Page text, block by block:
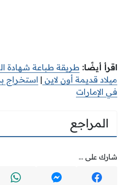
اقرأ أيضًا: طريقة طباعة شهادة
ميلاد قديمة أون لاين | استخراج
في الإمارات
المراجع
شارك على ...